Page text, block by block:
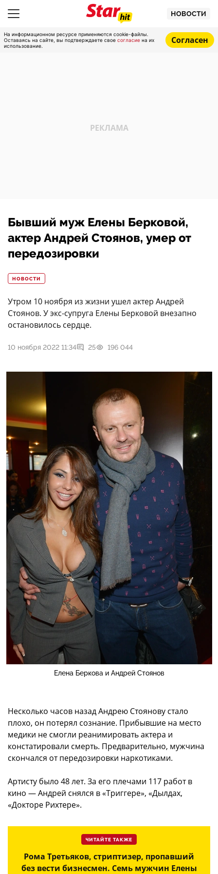
НОВОСТИ
На информационном ресурсе применяются cookie-файлы.
Оставаясь на сайте, вы подтверждаете свое согласие на их
использование.
Согласен
Бывший муж Елены Берковой,
актер Андрей Стоянов, умер от
передозировки
НОВОСТИ
Утром 10 ноября из жизни ушел актер Андрей
Стоянов. У экс-супруга Елены Берковой внезапно
остановилось сердце.
10 ноября 2022 11:34 25 196 044
Елена Беркова и Андрей Стоянов
Несколько часов назад Андрею Стоянову стало
плохо, он потерял сознание. Прибывшие на место
медики не смогли реанимировать актера и
констатировали смерть. Предварительно, мужчина
скончался от передозировки наркотиками.
Артисту было 48 лет. За его плечами 117 работ в
кино — Андрей снялся в «Триггере», «Дылдах,
«Докторе Рихтере».
ЧИТАЙТЕ ТАКЖЕ
Рома Третьяков, стриптизер, пропавший
без вести бизнесмен. Семь мужчин Елены